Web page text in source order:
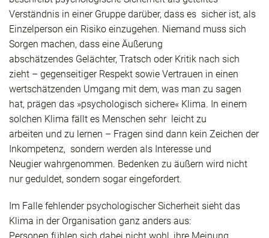
Verständnis in einer Gruppe darüber, dass es sicher ist, als
Einzelperson ein Risiko einzugehen. Niemand muss sich
Sorgen machen, dass eine Äußerung
abschätzendes Gelächter, Tratsch oder Kritik nach sich
zieht – gegenseitiger Respekt sowie Vertrauen in einen
wertschätzenden Umgang mit dem, was man zu sagen
hat, prägen das »psychologisch sichere« Klima. In einem
solchen Klima fällt es Menschen sehr leicht zu
arbeiten und zu lernen – Fragen sind dann kein Zeichen der
Inkompetenz, sondern werden als Interesse und
Neugier wahrgenommen. Bedenken zu äußern wird nicht
nur geduldet, sondern sogar eingefordert.
Im Falle fehlender psychologischer Sicherheit sieht das
Klima in der Organisation ganz anders aus: